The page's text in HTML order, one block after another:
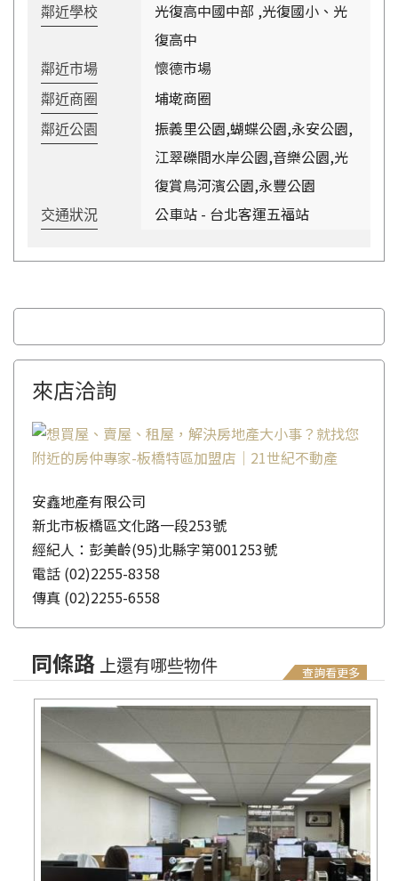
鄰近學校
光復高中國中部 ,光復國小、光
復高中
鄰近市場 懷德市場
鄰近商圈 埔墘商圈
鄰近公園
振義里公園,蝴蝶公園,永安公園,
江翠礫間水岸公園,音樂公園,光
復賞鳥河濱公園,永豐公園
交通狀況 公車站 - 台北客運五福站
來店洽詢
安鑫地產有限公司
新北市板橋區文化路一段253號
經紀人：彭美齡(95)北縣字第001253號
電話 (02)2255-8358
傳真 (02)2255-6558
查詢看更多
同條路 上還有哪些物件